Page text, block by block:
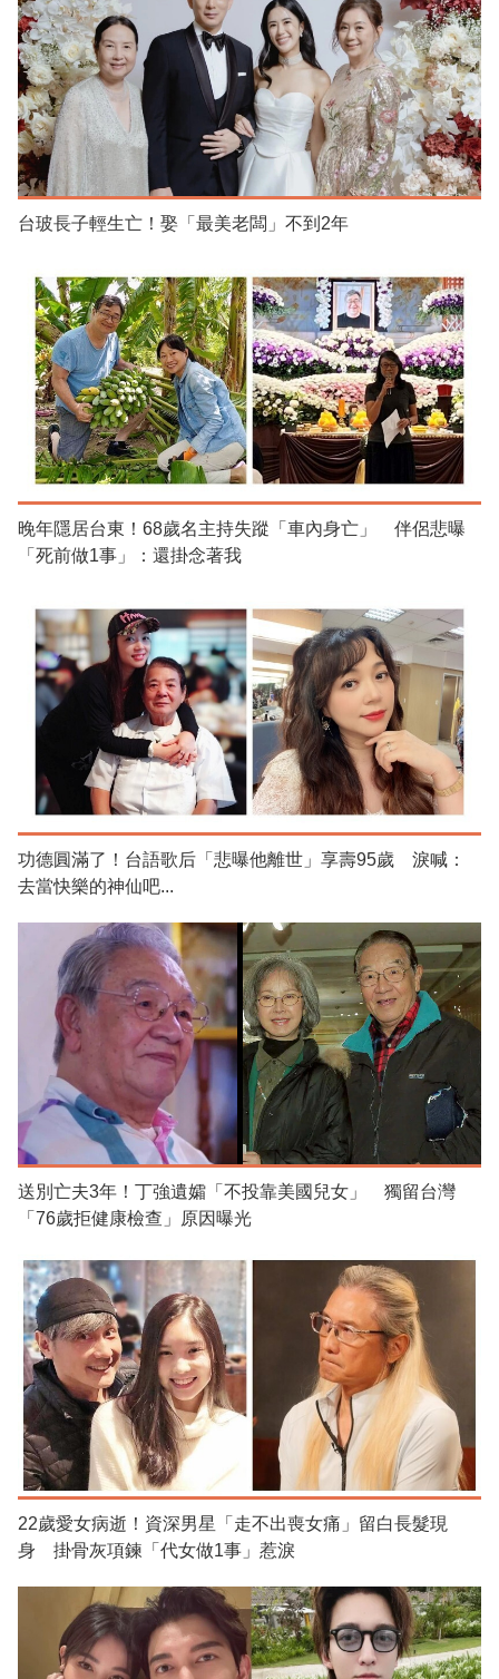
台玻長子輕生亡！娶「最美老闆」不到2年
晚年隱居台東！68歲名主持失蹤「車內身亡」 伴侶悲曝
「死前做1事」：還掛念著我
功德圓滿了！台語歌后「悲曝他離世」享壽95歲 淚喊：
去當快樂的神仙吧...
送別亡夫3年！丁強遺孀「不投靠美國兒女」 獨留台灣
「76歲拒健康檢查」原因曝光
22歲愛女病逝！資深男星「走不出喪女痛」留白長髮現
身 掛骨灰項鍊「代女做1事」惹淚